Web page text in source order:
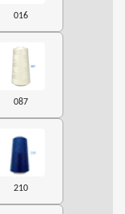
016
087
210